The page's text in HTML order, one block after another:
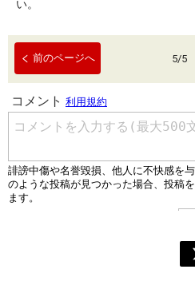
い。
前のページへ 5/5